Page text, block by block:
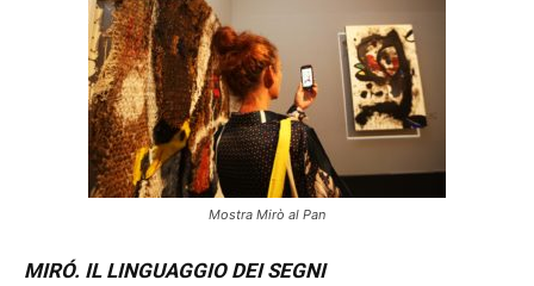
Mostra Mirò al Pan
MIRÓ. IL LINGUAGGIO DEI SEGNI